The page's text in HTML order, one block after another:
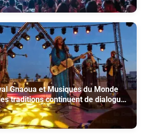
Gnaoua et Musiques du Monde
traditions continuent de dialoguer
(Organisateurs)